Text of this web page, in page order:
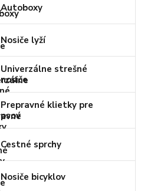
Autoboxy
Nosiče lyží
Univerzálne strešné
nosiče
Prepravné klietky pre
psov
Cestné sprchy
Nosiče bicyklov